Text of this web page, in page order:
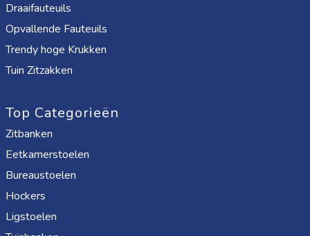
Draaifauteuils
Opvallende Fauteuils
Trendy hoge Krukken
Tuin Zitzakken
Top Categorieën
Zitbanken
Eetkamerstoelen
Bureaustoelen
Hockers
Ligstoelen